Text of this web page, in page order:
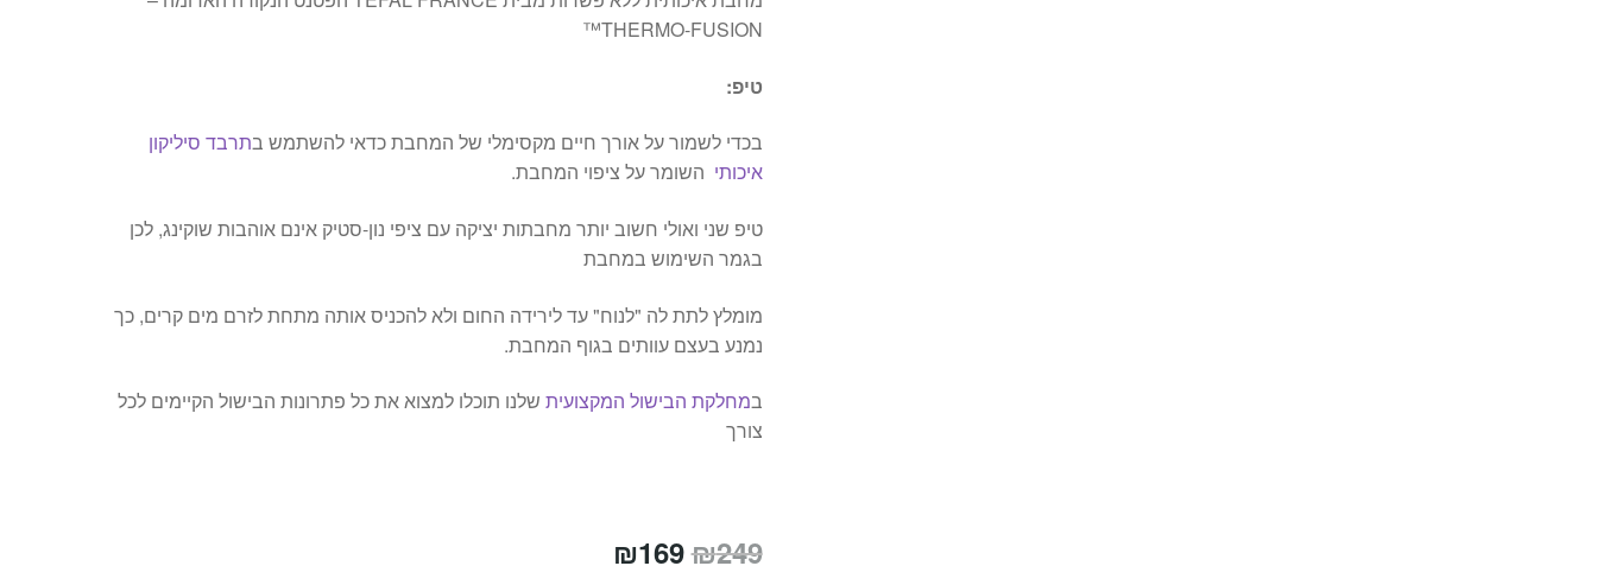
THERMO-FUSION™
טיפ:
בכדי לשמור על אורך חיים מקסימלי של המחבת כדאי להשתמש בתרבד סיליקון
איכותי השומר על ציפוי המחבת.
טיפ שני ואולי חשוב יותר מחבתות יציקה עם ציפי נון-סטיק אינם אוהבות שוקינג, לכן
בגמר השימוש במחבת
מומלץ לתת לה "לנוח" עד לירידה החום ולא להכניס אותה מתחת לזרם מים קרים, כך
נמנע בעצם עוותים בגוף המחבת.
במחלקת הבישול המקצועית שלנו תוכלו למצוא את כל פתרונות הבישול הקיימים לכל
צורך
₪249
המחיר
₪169